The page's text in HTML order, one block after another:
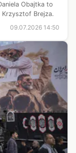
Obajtka to
Krzysztof Brejza.
09.07.2026 14:50